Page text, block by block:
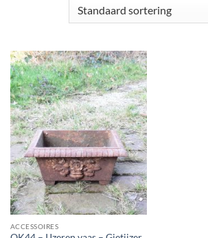
ACCESSOIRES